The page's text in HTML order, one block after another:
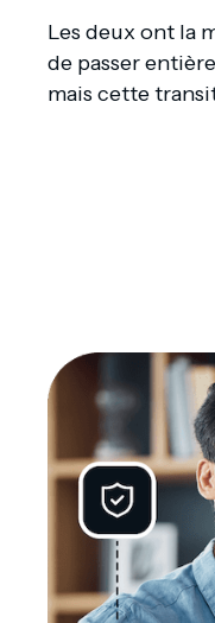
Les deux ont la
de passer
mais cette